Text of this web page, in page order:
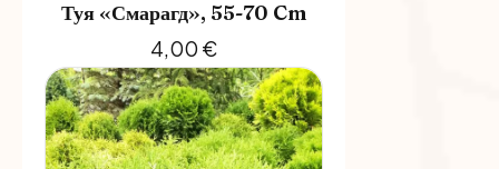
Туя «Смарагд», 55-70 Cm
4,00 €